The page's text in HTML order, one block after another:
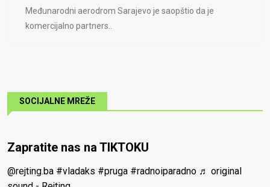
Međunarodni aerodrom Sarajevo je saopštio da je
komercijalno partners..
SOCIJALNE MREŽE
Zapratite nas na TIKTOKU
@rejting.ba #vladaks #pruga #radnoiparadno ♬ original